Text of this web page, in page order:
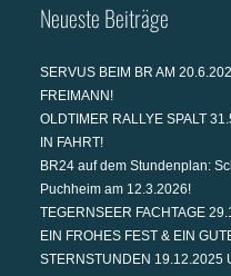
Neueste Beiträge
SERVUS BEIM BR AM
FREIMANN!
OLDTIMER RALLYE SPALT
IN FAHRT!
BR24 auf dem Stundenplan:
Puchheim am 12.3.2026!
TEGERNSEER FACHTAGE
EIN FROHES FEST & EIN
STERNSTUNDEN 19.12.2025